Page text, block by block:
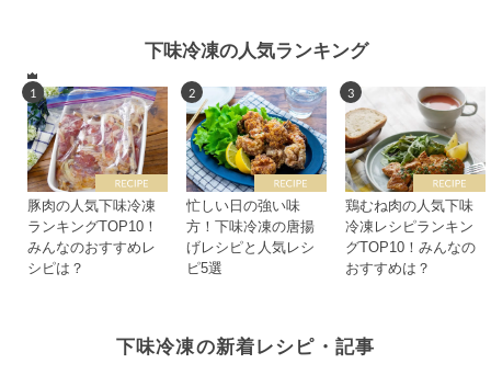
下味冷凍の人気ランキング
1
豚肉の人気下味冷凍
ランキングTOP10！
みんなのおすすめレ
シピは？
2
忙しい日の強い味
方！下味冷凍の唐揚
げレシピと人気レシ
ピ5選
3
鶏むね肉の人気下味
冷凍レシピランキン
グTOP10！みんなの
おすすめは？
下味冷凍の新着レシピ・記事